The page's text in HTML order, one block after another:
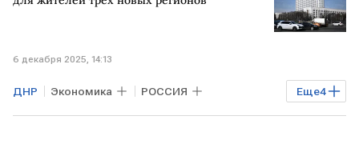
6 декабря 2025, 14:13
Еще4
ДНР Экономика РОССИЯ
Запорожская область РФ ЛНР